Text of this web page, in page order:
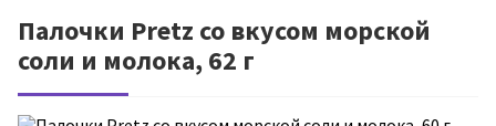
Палочки Pretz со вкусом морской
соли и молока, 62 г